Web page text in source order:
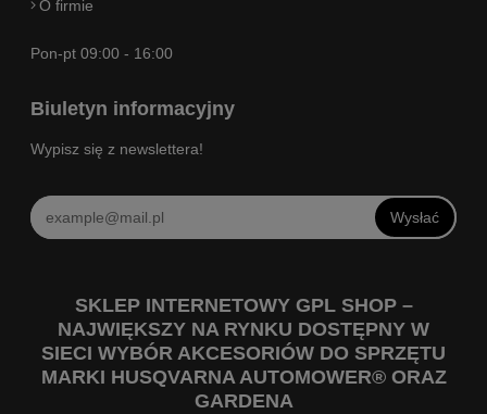
O firmie
Pon-pt 09:00 - 16:00
Biuletyn informacyjny
Wypisz się z newslettera!
Wysłać
SKLEP INTERNETOWY GPL SHOP –
NAJWIĘKSZY NA RYNKU DOSTĘPNY W
SIECI WYBÓR AKCESORIÓW DO SPRZĘTU
MARKI HUSQVARNA AUTOMOWER® ORAZ
GARDENA